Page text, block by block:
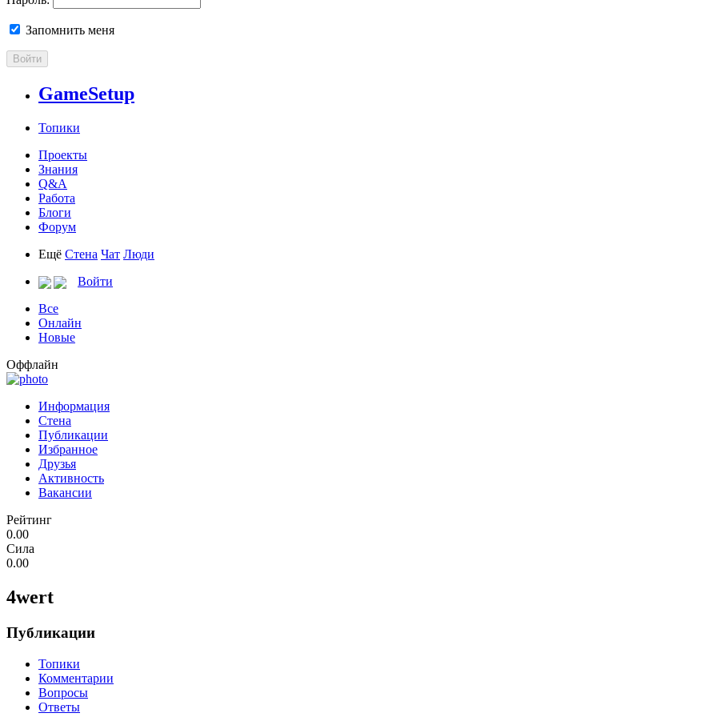
Запомнить меня
Войти
GameSetup
Топики
Проекты
Знания
Q&A
Работа
Блоги
Форум
Ещё Стена Чат Люди
Войти
Все
Онлайн
Новые
Оффлайн
Информация
Стена
Публикации
Избранное
Друзья
Активность
Вакансии
Рейтинг
0.00
Сила
0.00
4wert
Публикации
Топики
Комментарии
Вопросы
Ответы